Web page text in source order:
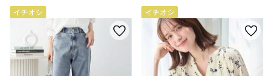
イチオシ イチオシ